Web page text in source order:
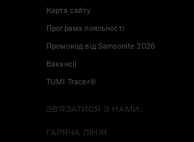
Карта сайту
Програма лояльності
Промокод від Samsonite 2026
Вакансії
TUMI Tracer®
ЗВ'ЯЗАТИСЯ З НАМИ:
ГАРЯЧА ЛІНІЯ